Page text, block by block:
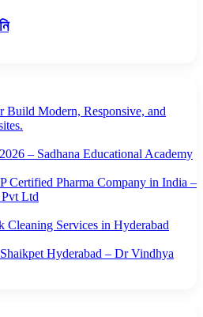
Build Modern, Responsive, and
– Sadhana Educational Academy
Certified Pharma Company in India –
Pvt Ltd
Cleaning Services in Hyderabad
Hyderabad – Dr Vindhya